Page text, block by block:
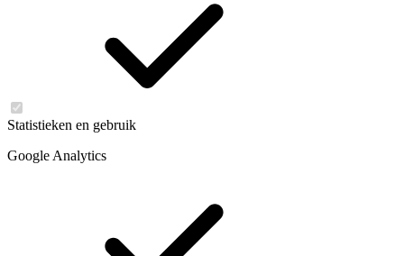
Statistieken en gebruik
Google Analytics